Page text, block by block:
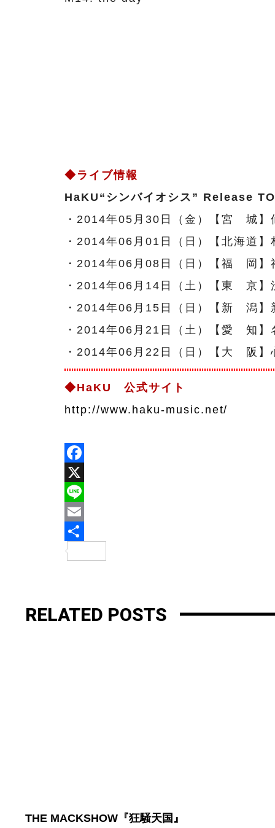
◆ライブ情報
HaKU“シンバイオシス” Release
・2014年05月30日（金）【宮 城】
・2014年06月01日（日）【北海道
・2014年06月08日（日）【福 岡
・2014年06月14日（土）【東 京
・2014年06月15日（日）【新 潟
・2014年06月21日（土）【愛 知
・2014年06月22日（日）【大 阪
◆HaKU 公式サイト
http://www.haku-music.net/
Facebook
X
Line
Email
RELATED POSTS
THE MACKSHOW『狂騒天国』